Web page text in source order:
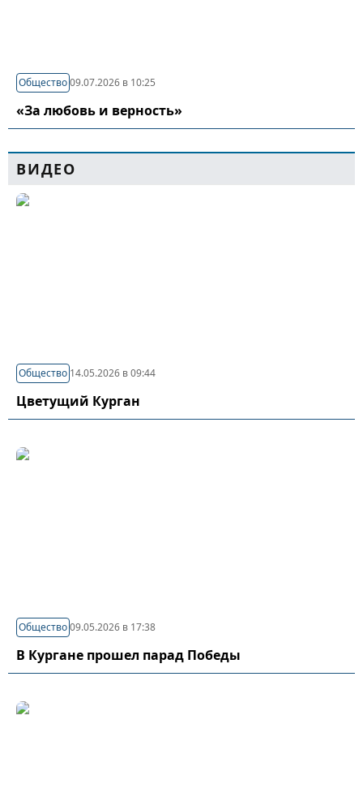
Общество09.07.2026 в 10:25
«За любовь и верность»
ВИДЕО
Общество 14.05.2026 в 09:44
Цветущий Курган
Общество09.05.2026 в 17:38
В Кургане прошел парад Победы